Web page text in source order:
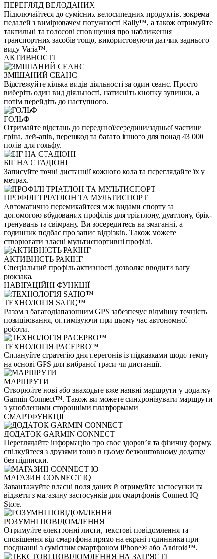
ПЕРЕГЛЯД ВЕЛОДАНИХ
Підключайтеся до сумісних велосипедних продуктів, зокрема
педалей з вимірювачем потужності Rally™, а також отримуйте
тактильні та голосові сповіщення про наближення
транспортних засобів тощо, використовуючи датчик заднього
виду Varia™.
АКТИВНОСТІ
ЗМІШАНИЙ СЕАНС
Відстежуйте кілька видів діяльності за один сеанс. Просто
виберіть один вид діяльності, натисніть кнопку зупинки, а
потім перейдіть до наступного.
ГОЛЬФ
Отримайте відстань до передньої/середини/задньої частини
гріна, лей-апів, перешкод та багато іншого для понад 43 000
полів для гольфу.
БІГ НА СТАДІОНІ
Записуйте точні дистанції кожного кола та переглядайте їх у
метрах.
ПРОФІЛІ ТРІАТЛОН ТА МУЛЬТИСПОРТ
Автоматично перемикайтеся між видами спорту за
допомогою вбудованих профілів для тріатлону, дуатлону, брік-
тренувань та свімрану. Ви зосередитесь на змаганні, а
годинник подбає про запис відрізків. Також можете
створювати власні мультиспортивні профілі.
АКТИВНІСТЬ РАКІНГ
Спеціальний профіль активності дозволяє вводити вагу
рюкзака.
НАВІГАЦІЙНІ ФУНКЦІЇ
ТЕХНОЛОГІЯ SATIQ™
Разом з багатодіапазонним GPS забезпечує відмінну точність
позиціювання, оптимізуючи при цьому час автономної
роботи.
ТЕХНОЛОГІЯ PACEPRO™
Сплануйте стратегію дня перегонів із підказками щодо темпу
на основі GPS для вибраної траси чи дистанції.
МАРШРУТИ
Створюйте нові або знаходьте вже наявні маршрути у додатку
Garmin Connect™. Також ви можете синхронізувати маршрути
з улюбленими сторонніми платформами.
СМАРТФУНКЦІЇ
ДОДАТОК GARMIN CONNECT
Переглядайте інформацію про своє здоров’я та фізичну форму,
спілкуйтеся з друзями тощо в цьому безкоштовному додатку
без підписки.
МАГАЗИН CONNECT IQ
Завантажуйте власні поля даних й отримуйте застосунки та
віджети з магазину застосунків для смартфонів Connect IQ
Store.
РОЗУМНІ ПОВІДОМЛЕННЯ
Отримуйте електронні листи, текстові повідомлення та
сповіщення від смартфона прямо на екрані годинника при
поєднанні з сумісним смартфоном iPhone® або Android™.